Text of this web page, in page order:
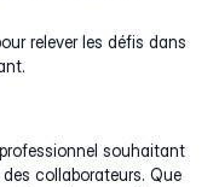
relever les défis dans
souhaitant
collaborateurs. Que